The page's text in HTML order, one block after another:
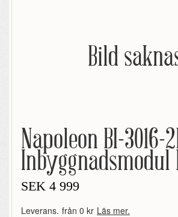
Bild
Napoleon BI-3016-
SEK 4 999
Leverans. från 0 kr Läs mer.